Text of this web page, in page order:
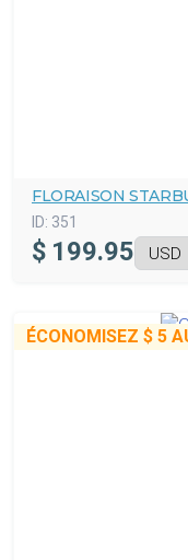
FLORAISON
ID: 351
$ 199.95
ÉCONOMISEZ $ 5